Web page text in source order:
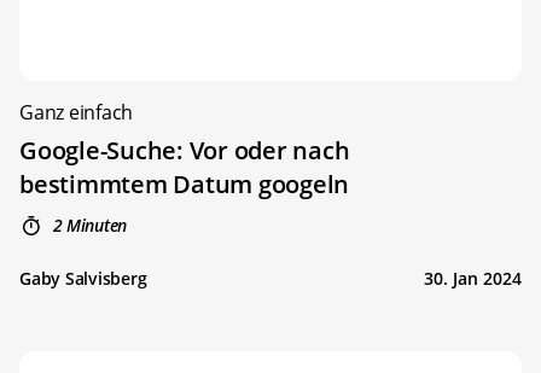
Ganz einfach
Google-Suche: Vor oder nach
bestimmtem Datum googeln
2 Minuten
Gaby Salvisberg 30. Jan 2024